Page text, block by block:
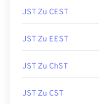
JST Zu CEST
JST Zu EEST
JST Zu ChST
JST Zu CST